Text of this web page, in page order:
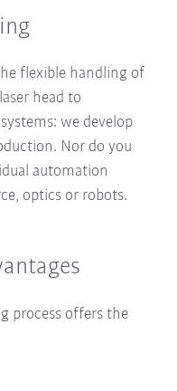
flexible handling of
head to
we develop
Nor do you
automation
optics or robots.
process offers the